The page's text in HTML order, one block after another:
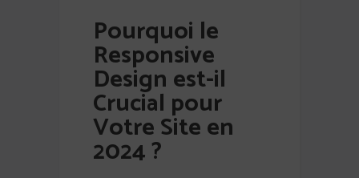
Pourquoi le
Responsive
Design est-il
Crucial pour
Votre Site en
2024 ?